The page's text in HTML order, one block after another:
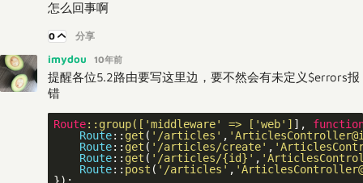
怎么回事啊
0 分享
imydou 10年前
提醒各位5.2路由要写这里边，要不然会有未定义$errors报
错
Route::group( ['middleware' => ['web'] ],
Route:: get ( '/articles' ,
Route:: get ( '/articles/create' ,
Route:: get ( '/articles/{id}' ,
Route:: post ( '/articles' ,